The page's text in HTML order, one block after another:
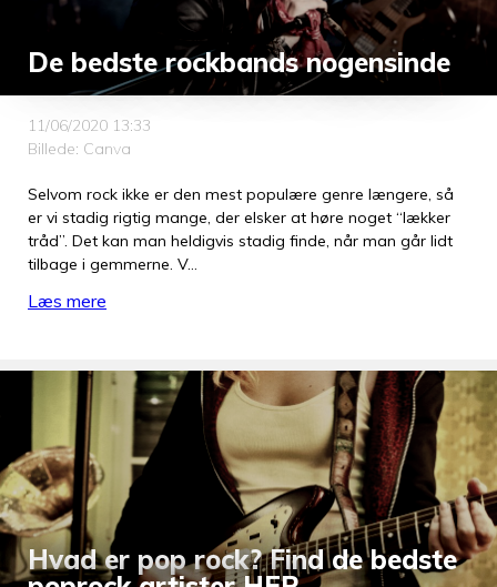
De bedste rockbands nogensinde
11/06/2020 13:33
Billede: Canva
Selvom rock ikke er den mest populære genre længere, så
er vi stadig rigtig mange, der elsker at høre noget “lækker
tråd”. Det kan man heldigvis stadig finde, når man går lidt
tilbage i gemmerne. V…
Læs mere
Hvad er pop rock? Find de bedste